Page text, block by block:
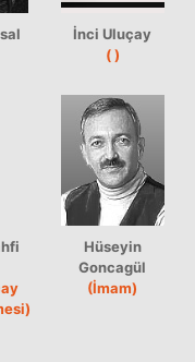
İnci Uluçay
( )
Hüseyin
Goncagül
(İmam)